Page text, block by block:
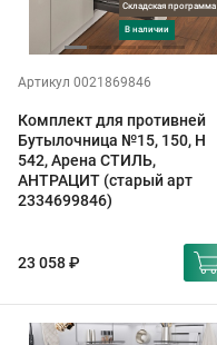
Складская программа
в наличии
Артикул 0021869846
Комплект для противней
Бутылочница №15, 150, H
542, Арена СТИЛЬ,
АНТРАЦИТ (старый арт
2334699846)
23 058 ₽